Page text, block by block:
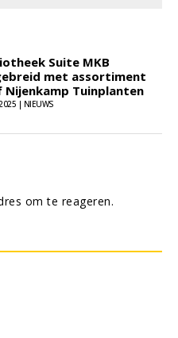
Suite MKB
met assortiment
Nijenkamp Tuinplanten
| NIEUWS
om te reageren.